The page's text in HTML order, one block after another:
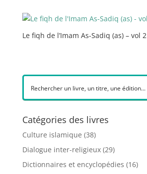
Le fiqh de l’Imam As-Sadiq (as) – vol 2
Catégories des livres
Culture islamique (38)
Dialogue inter-religieux (29)
Dictionnaires et encyclopédies (16)